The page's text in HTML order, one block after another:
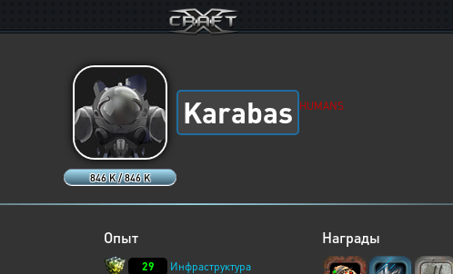
846 K / 846 K
Karabas HUMANS
Опыт
29
Инфраструктура
Награды